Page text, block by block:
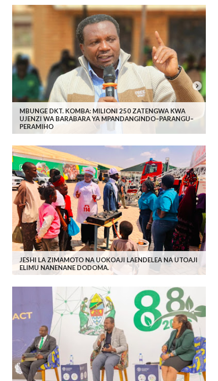
MBUNGE DKT. KOMBA: MILIONI 250 ZATENGWA KWA
UJENZI WA BARABARA YA MPANDANGINDO–PARANGU–
PERAMIHO
JESHI LA ZIMAMOTO NA UOKOAJI LAENDELEA NA UTOAJI
ELIMU NANENANE DODOMA.